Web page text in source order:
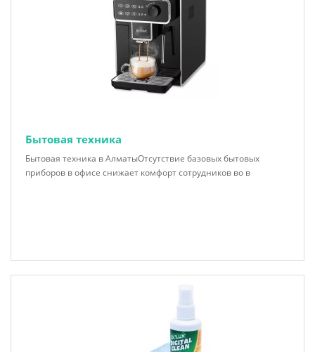
Бытовая техника
Бытовая техника в АлматыОтсутствие базовых бытовых
приборов в офисе снижает комфорт сотрудников во в